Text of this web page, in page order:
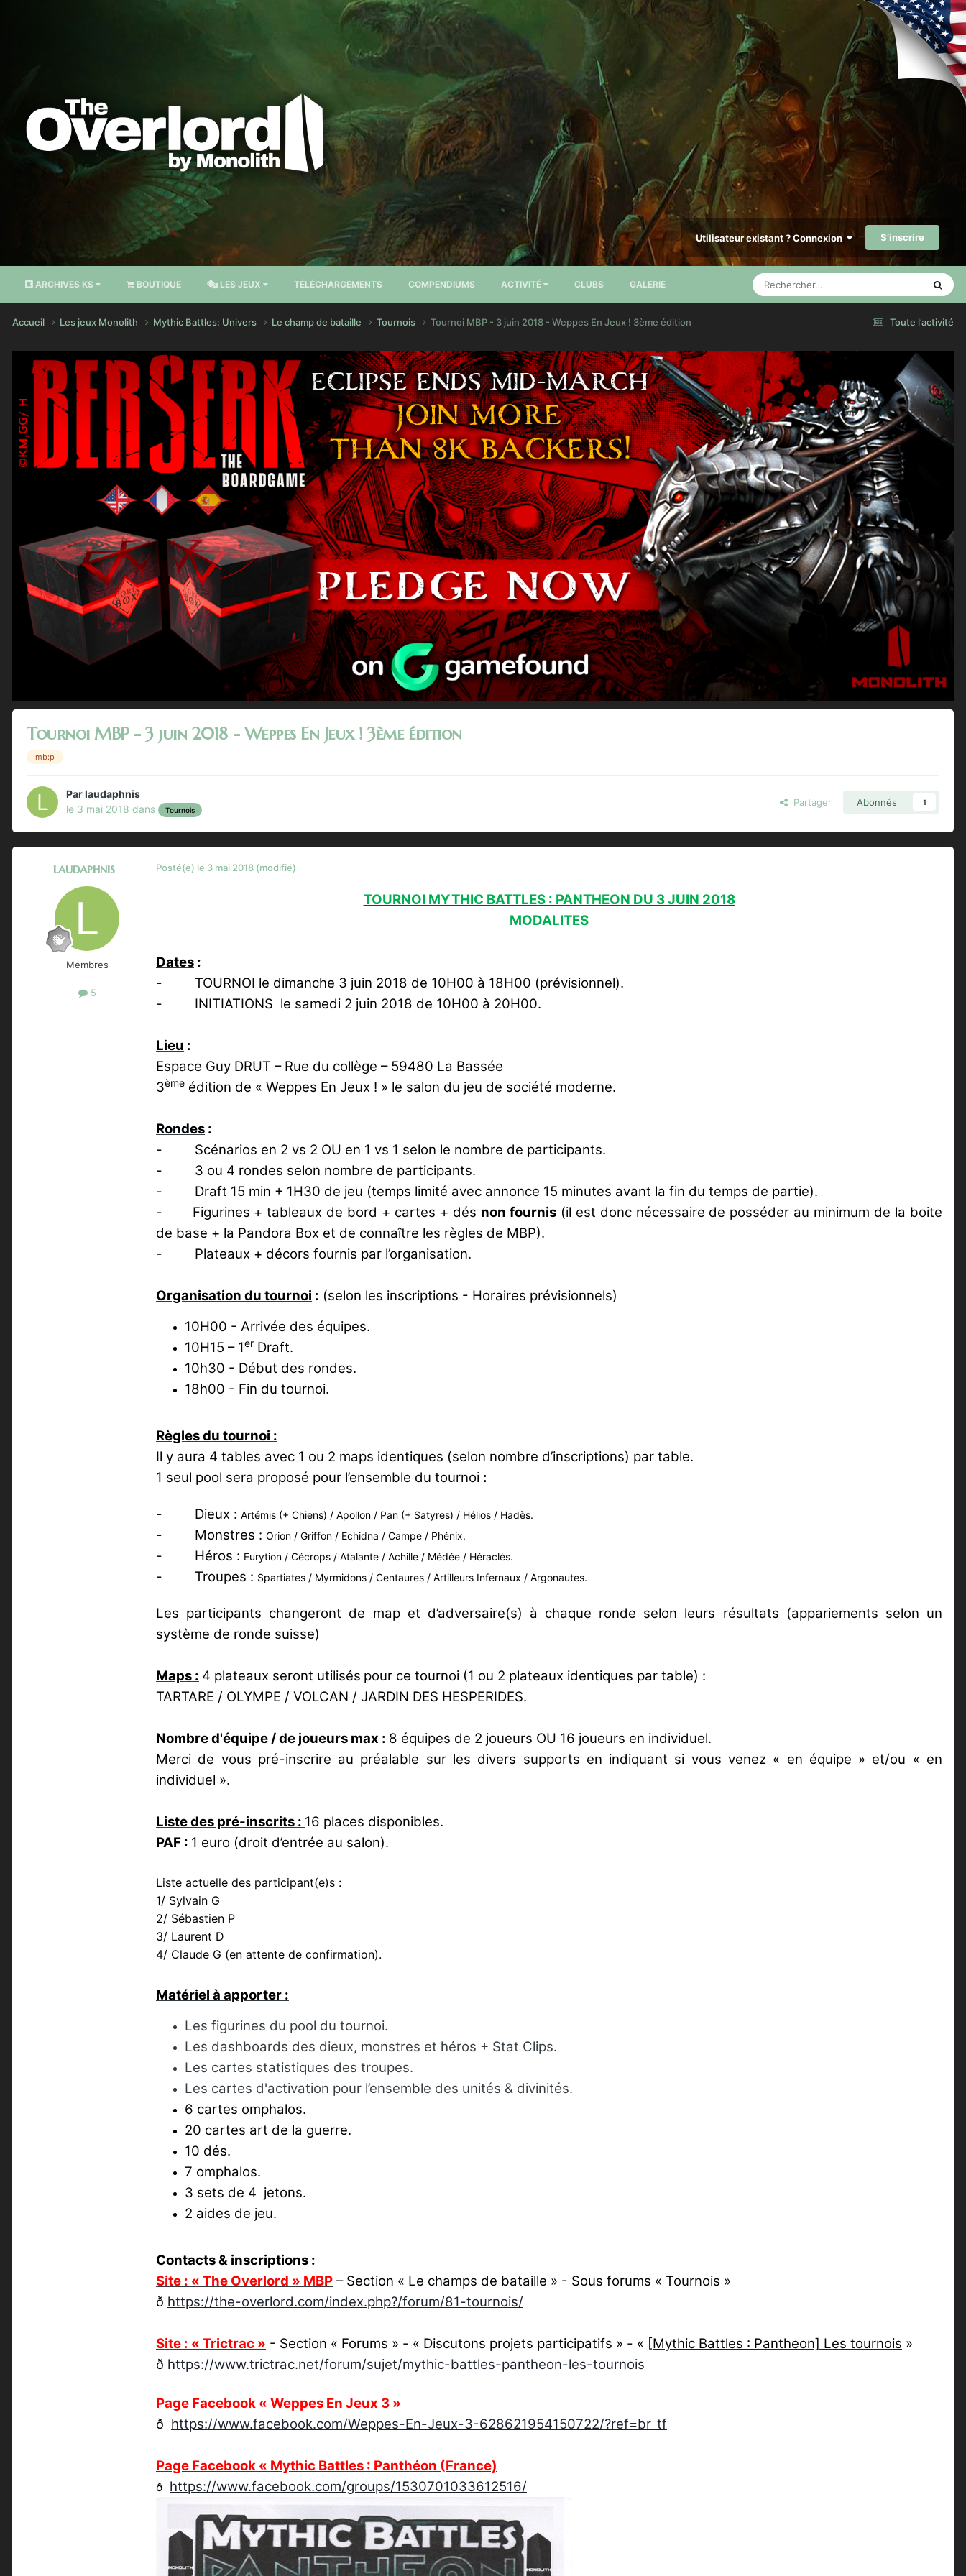
Utilisateur existant ? Connexion S’inscrire
ARCHIVES KS BOUTIQUE LES JEUX TÉLÉCHARGEMENTS COMPENDIUMS ACTIVITÉ CLUBS GALERIE
Toute l’activité
Accueil Les jeux Monolith Mythic Battles: Univers Le champ de bataille Tournois Tournoi MBP - 3 juin 2018 - Weppes En Jeux ! 3ème édition
Tournoi MBP - 3 juin 2018 - Weppes En Jeux ! 3ème édition
mb:p
Parlaudaphnis
le 3 mai 2018 dans Tournois
Partager Abonnés 1
laudaphnis
Membres
5
Posté(e) le 3 mai 2018 (modifié)
TOURNOI MYTHIC BATTLES : PANTHEON DU 3 JUIN 2018
MODALITES
Dates :
-
TOURNOI le dimanche 3 juin 2018 de 10H00 à 18H00 (prévisionnel).
-
INITIATIONS le samedi 2 juin 2018 de 10H00 à 20H00.
Lieu :
Espace Guy DRUT – Rue du collège – 59480 La Bassée
3ème édition de « Weppes En Jeux ! » le salon du jeu de société moderne.
Rondes :
-
Scénarios en 2 vs 2 OU en 1 vs 1 selon le nombre de participants.
-
3 ou 4 rondes selon nombre de participants.
-
Draft 15 min + 1H30 de jeu (temps limité avec annonce 15 minutes avant la fin du temps de partie).
-
Figurines + tableaux de bord + cartes + dés non fournis(il est donc nécessaire de posséder au minimum de la boite
de base + la Pandora Box et de connaître les règles de MBP).
-
Plateaux + décors fournis par l’organisation.
Organisation du tournoi : (selon les inscriptions - Horaires prévisionnels)
10H00 - Arrivée des équipes.
10H15 – 1er Draft.
10h30 - Début des rondes.
18h00 - Fin du tournoi.
Règles du tournoi :
Il y aura 4 tables avec 1 ou 2 maps identiques (selon nombre d’inscriptions) par table.
1 seul pool sera proposé pour l’ensemble du tournoi :
- Dieux : Artémis (+ Chiens) / Apollon / Pan (+ Satyres) / Hélios / Hadès.
- Monstres : Orion / Griffon / Echidna / Campe / Phénix.
- Héros : Eurytion / Cécrops / Atalante / Achille / Médée / Héraclès.
- Troupes : Spartiates / Myrmidons / Centaures / Artilleurs Infernaux / Argonautes.
Les participants changeront de map et d’adversaire(s) à chaque ronde selon leurs résultats (appariements selon un
système de ronde suisse)
Maps : 4 plateaux seront utilisés pour ce tournoi (1 ou 2 plateaux identiques par table) :
TARTARE / OLYMPE / VOLCAN / JARDIN DES HESPERIDES.
Nombre d'équipe / de joueurs max : 8 équipes de 2 joueurs OU 16 joueurs en individuel.
Merci de vous pré-inscrire au préalable sur les divers supports en indiquant si vous venez « en équipe » et/ou « en
individuel ».
Liste des pré-inscrits : 16 places disponibles.
PAF : 1 euro (droit d’entrée au salon).
Liste actuelle des participant(e)s :
1/ Sylvain G
2/ Sébastien P
3/ Laurent D
4/ Claude G (en attente de confirmation).
Matériel à apporter :
Les figurines du pool du tournoi.
Les dashboards des dieux, monstres et héros + Stat Clips.
Les cartes statistiques des troupes.
Les cartes d'activation pour l’ensemble des unités & divinités.
6 cartes omphalos.
20 cartes art de la guerre.
10 dés.
7 omphalos.
3 sets de 4 jetons.
2 aides de jeu.
Contacts & inscriptions :
Site : « The Overlord » MBP – Section « Le champs de bataille » - Sous forums « Tournois »
ð https://the-overlord.com/index.php?/forum/81-tournois/
Site : « Trictrac » - Section « Forums » - « Discutons projets participatifs » - « [Mythic Battles : Pantheon] Les tournois »
ð https://www.trictrac.net/forum/sujet/mythic-battles-pantheon-les-tournois
Page Facebook « Weppes En Jeux 3 »
ð https://www.facebook.com/Weppes-En-Jeux-3-628621954150722/?ref=br_tf
Page Facebook « Mythic Battles : Panthéon (France)
ð https://www.facebook.com/groups/1530701033612516/